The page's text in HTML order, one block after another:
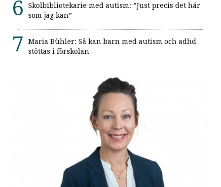
Skolbibliotekarie med autism: ”Just precis det här
som jag kan”
Maria Bühler: Så kan barn med autism och adhd
stöttas i förskolan